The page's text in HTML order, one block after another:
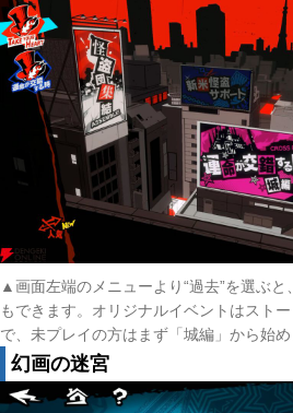
▲画面左端のメニューより“過去”を選ぶと
もできます。オリジナルイベントはスト
で、未プレイの方はまず「城編」から始め
幻画の迷宮